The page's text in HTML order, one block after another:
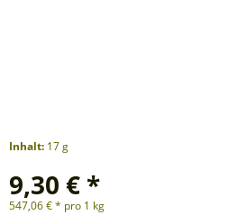
Inhalt: 17 g
9,30 € *
547,06 € * pro 1 kg